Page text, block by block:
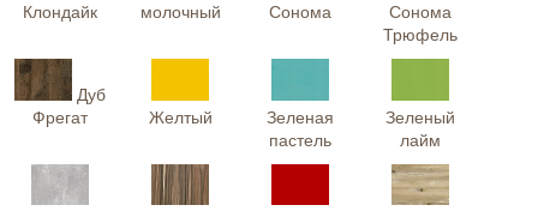
Клондайк
молочный
Сонома
Сонома
Трюфель
Дуб
Фрегат
Желтый
Зеленая
пастель
Зеленый
лайм